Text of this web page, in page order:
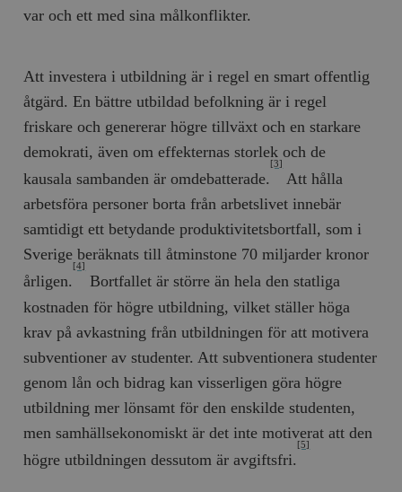
var och ett med sina målkonflikter.
Att investera i utbildning är i regel en smart offentlig
åtgärd. En bättre utbildad befolkning är i regel
friskare och genererar högre tillväxt och en starkare
demokrati, även om effekternas storlek och de
kausala sambanden är omdebatterade.
[3]
Att hålla
arbetsföra personer borta från arbetslivet innebär
samtidigt ett betydande produktivitetsbortfall, som i
Sverige beräknats till åtminstone 70 miljarder kronor
årligen.
[4]
Bortfallet är större än hela den statliga
kostnaden för högre utbildning, vilket ställer höga
krav på avkastning från utbildningen för att motivera
subventioner av studenter. Att subventionera studenter
genom lån och bidrag kan visserligen göra högre
utbildning mer lönsamt för den enskilde studenten,
men samhällsekonomiskt är det inte motiverat att den
högre utbildningen dessutom är avgiftsfri.
[5]